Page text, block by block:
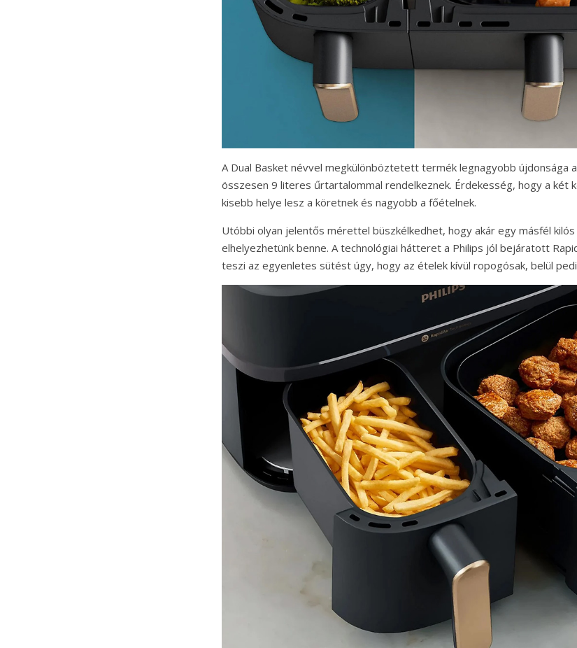
A Dual Basket névvel megkülönböztetett termék legnagyobb újdonsága
összesen 9 literes űrtartalommal rendelkeznek. Érdekesség, hogy a két
kisebb helye lesz a köretnek és nagyobb a főételnek.
Utóbbi olyan jelentős mérettel büszkélkedhet, hogy akár egy másfél
elhelyezhetünk benne. A technológiai hátteret a Philips jól bejáratott
teszi az egyenletes sütést úgy, hogy az ételek kívül ropogósak, belül